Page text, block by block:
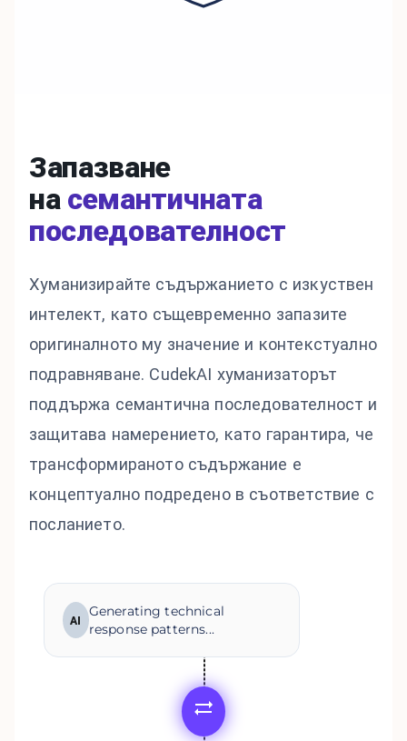
Запазване
на семантичната
последователност
Хуманизирайте съдържанието с изкуствен
интелект, като същевременно запазите
оригиналното му значение и контекстуално
подравняване. CudekAI хуманизаторът
поддържа семантична последователност и
защитава намерението, като гарантира, че
трансформираното съдържание е
концептуално подредено в съответствие с
посланието.
AI
Generating technical
response patterns...